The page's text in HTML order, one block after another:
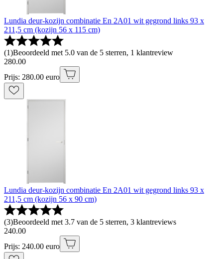
Lundia deur-kozijn combinatie En 2A01 wit gegrond links 93 x
211,5 cm (kozijn 56 x 115 cm)
(1)Beoordeeld met 5.0 van de 5 sterren, 1 klantreview
280.00
Prijs: 280.00 euro
Lundia deur-kozijn combinatie En 2A01 wit gegrond links 93 x
211,5 cm (kozijn 56 x 90 cm)
(3)Beoordeeld met 3.7 van de 5 sterren, 3 klantreviews
240.00
Prijs: 240.00 euro